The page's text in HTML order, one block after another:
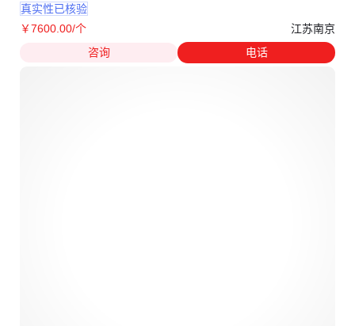
真实性已核验
￥7600.00/个
江苏南京
咨询
电话